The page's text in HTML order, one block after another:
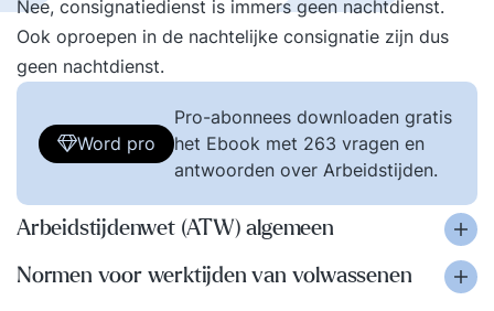
Nee, consignatiedienst is immers geen nachtdienst.
Ook oproepen in de nachtelijke consignatie zijn dus
geen nachtdienst.
Word pro
Pro-abonnees downloaden gratis
het Ebook met 263 vragen en
antwoorden over Arbeidstijden.
Arbeidstijdenwet (ATW) algemeen
Normen voor werktijden van volwassenen